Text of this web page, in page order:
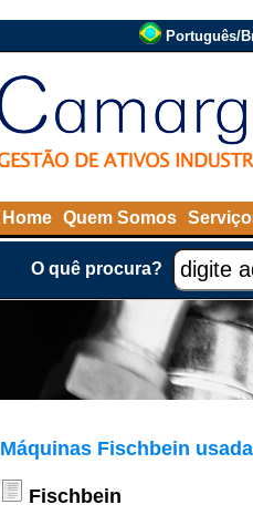
Português/
Home Quem Somos
O quê procura?
Máquinas Fischbein
Fischbein